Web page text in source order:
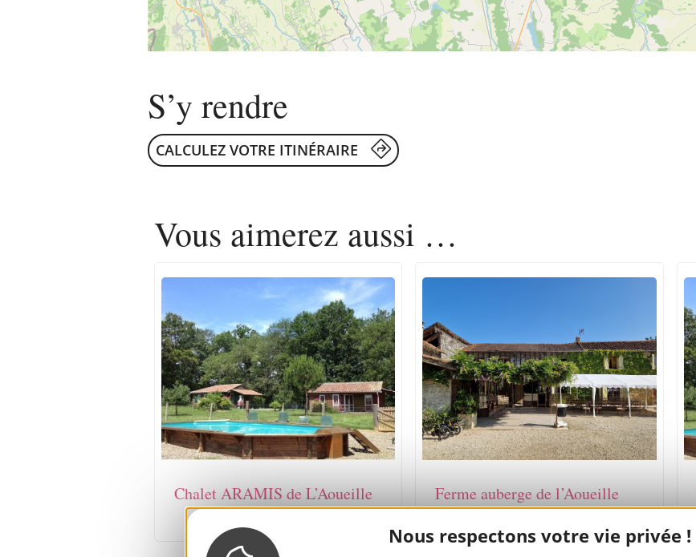
Nous respectons votre vie privée !
S’y rendre
CALCULEZ VOTRE ITINÉRAIRE
Vous aimerez aussi …
Chalet ARAMIS de L’Aoueille Ferme auberge de l’Aoueille